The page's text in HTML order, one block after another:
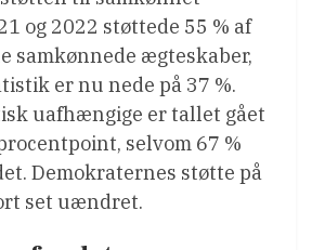
og 2022 støttede 55 % af
samkønnede ægteskaber,
er nu nede på 37 %.
uafhængige er tallet gået
selvom 67 %
Demokraternes støtte på
set uændret.